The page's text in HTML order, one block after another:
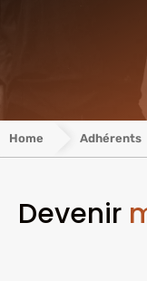
Home Adhérents
Devenir